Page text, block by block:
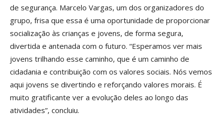
de segurança. Marcelo Vargas, um dos organizadores do
grupo, frisa que essa é uma oportunidade de proporcionar
socialização às crianças e jovens, de forma segura,
divertida e antenada com o futuro. “Esperamos ver mais
jovens trilhando esse caminho, que é um caminho de
cidadania e contribuição com os valores sociais. Nós vemos
aqui jovens se divertindo e reforçando valores morais. É
muito gratificante ver a evolução deles ao longo das
atividades”, concluiu.